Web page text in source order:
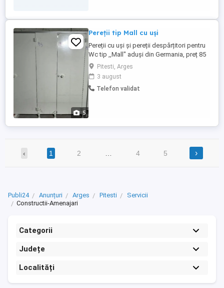
5
Pereții tip Mall cu uși
Pereții cu uși și pereții despărțitori pentru
Wc tip ,,Mall" aduși din Germania, preț 85
Mp, prețul crește în funcție de numărul de
uși și accesorii,fara zgârieturi sau lovituri,
panourile au folia de protecție aplicata.
Pitesti, Arges
3 august
Telefon validat
‹ 1 2 4 5 ›
Publi24 Anunțuri Arges Pitesti
Servicii
Constructii-Amenajari
Categorii
Județe
Localități